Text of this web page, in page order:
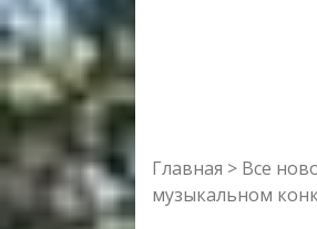
Главная > Все
музыкальном